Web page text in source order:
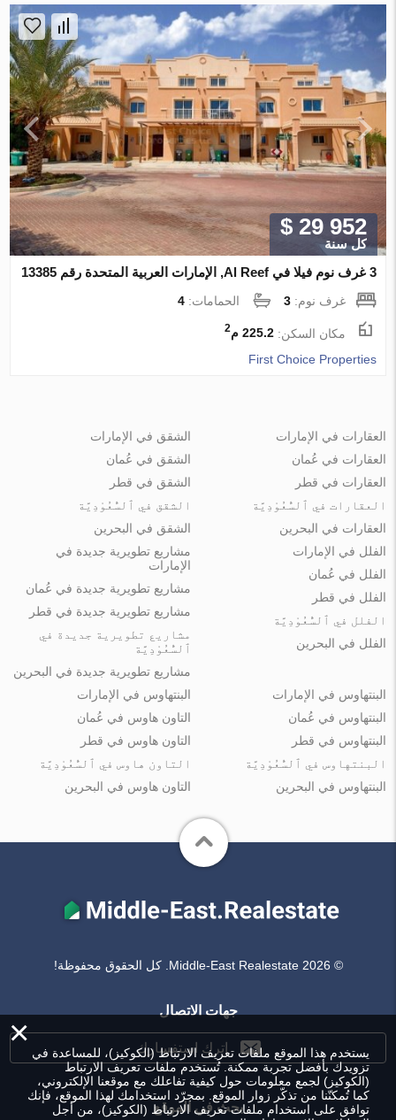
$ 29 952
كل سنة
3 غرف نوم فيلا في Al Reef, الإمارات العربية المتحدة رقم 13385
غرف نوم:3 الحمامات:4
مكان السكن:225.2 م 2
First Choice Properties
العقارات في الإمارات
العقارات في عُمان
العقارات في قطر
العقارات في ٱلسُّعُوْدِيَّة
العقارات في البحرين
الشقق في الإمارات
الشقق في عُمان
الشقق في قطر
الشقق في ٱلسُّعُوْدِيَّة
الشقق في البحرين
الفلل في الإمارات
الفلل في عُمان
الفلل في قطر
الفلل في ٱلسُّعُوْدِيَّة
الفلل في البحرين
مشاريع تطويرية جديدة في
الإمارات
مشاريع تطويرية جديدة في عُمان
مشاريع تطويرية جديدة في قطر
مشاريع تطويرية جديدة في
ٱلسُّعُوْدِيَّة
مشاريع تطويرية جديدة في البحرين
البنتهاوس في الإمارات
البنتهاوس في عُمان
البنتهاوس في قطر
البنتهاوس في ٱلسُّعُوْدِيَّة
البنتهاوس في البحرين
البنتهاوس في الإمارات
التاون هاوس في عُمان
التاون هاوس في قطر
التاون هاوس في ٱلسُّعُوْدِيَّة
التاون هاوس في البحرين
© Middle-East Realestate 2026. كل الحقوق محفوظة!
جهات الاتصال
اترك استفسارك
بحث في الموقع
×
يستخدم هذا الموقع ملفات تعريف الارتباط (الكوكيز)، للمساعدة في
تزويدك بأفضل تجربة ممكنة. تُستخدم ملفات تعريف الارتباط
(الكوكيز) لجمع معلومات حول كيفية تفاعلك مع موقعنا الإلكتروني،
كما تُمكنّنا من تذكّر زوار الموقع. بمجرّد استخدامك لهذا الموقع، فإنك
توافق على استخدام ملفات تعريف الارتباط (الكوكيز)، من أجل